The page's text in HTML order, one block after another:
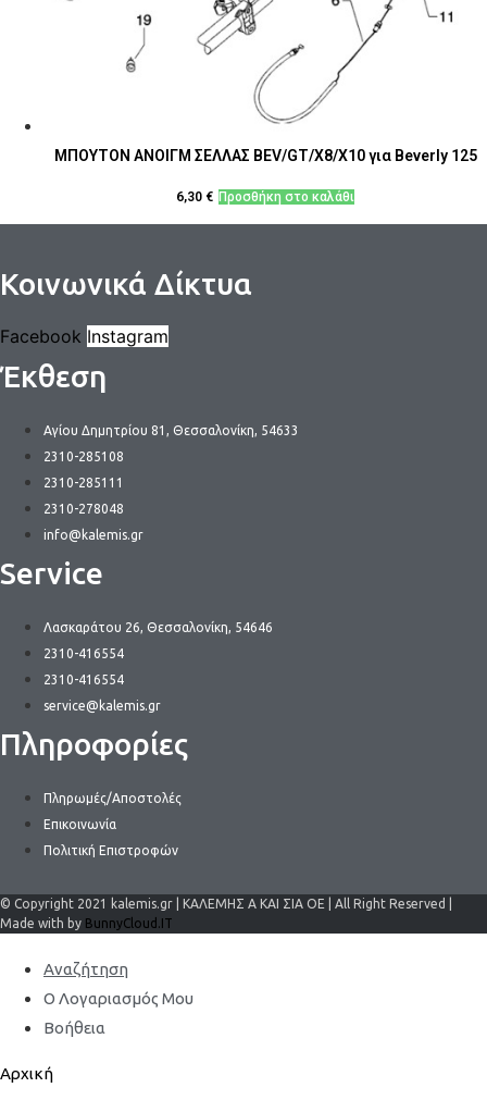
ΜΠΟΥΤΟΝ ΑΝΟΙΓΜ ΣΕΛΛΑΣ BEV/GT/Χ8/Χ10 για Beverly 125
6,30 € Προσθήκη στο καλάθι
Κοινωνικά Δίκτυα
Facebook Instagram
Έκθεση
Αγίου Δημητρίου 81, Θεσσαλονίκη, 54633
2310-285108
2310-285111
2310-278048
info@kalemis.gr
Service
Λασκαράτου 26, Θεσσαλονίκη, 54646
2310-416554
2310-416554
service@kalemis.gr
Πληροφορίες
Πληρωμές/Αποστολές
Επικοινωνία
Πολιτική Επιστροφών
© Copyright 2021 kalemis.gr | ΚΑΛΕΜΗΣ Α ΚΑΙ ΣΙΑ ΟΕ | All Right Reserved |
Made with by BunnyCloud.IT
Αναζήτηση
Ο Λογαριασμός Μου
Βοήθεια
Αρχική